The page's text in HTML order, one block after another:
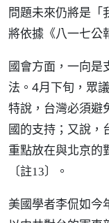
問題未來仍將是「
將依據《八一七公
國會方面，一向是
法。4月下旬，眾
特說，台灣必須避
國的支持；又說，
重點放在與北京的
〔註13〕 。
美國學者李侃如今